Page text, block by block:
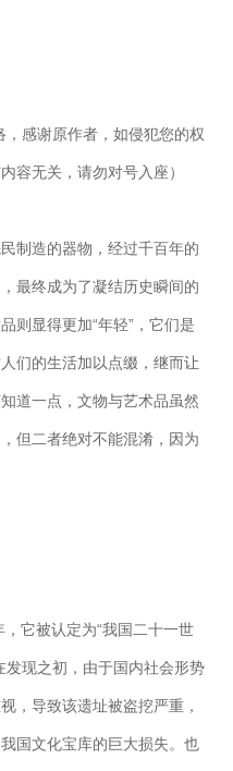
感谢原作者，如侵犯您的权
容无关，请勿对号入座）
制造的器物，经过千百年的
最终成为了凝结历史瞬间的
则显得更加“年轻”，它们是
们的生活加以点缀，继而让
道一点，文物与艺术品虽然
但二者绝对不能混淆，因为
它被认定为“我国二十一世
发现之初，由于国内社会形势
，导致该遗址被盗挖严重，
国文化宝库的巨大损失。也